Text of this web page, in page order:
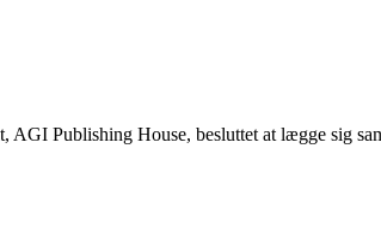
Publishing House, besluttet at lægge sig